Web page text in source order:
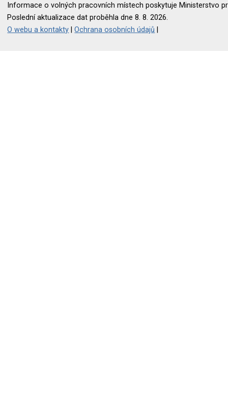
Informace o volných pracovních místech poskytuje Ministerstvo
Poslední aktualizace dat proběhla dne 8. 8. 2026.
O webu a kontakty |Ochrana osobních údajů